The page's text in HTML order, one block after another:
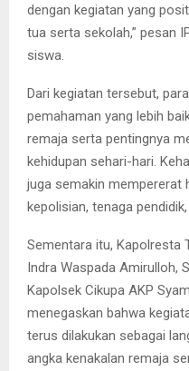
dengan kegiatan yang
tua serta sekolah,” pesan
siswa.
Dari kegiatan tersebut,
pemahaman yang lebih
remaja serta pentingnya
kehidupan sehari-hari.
juga semakin mempererat
kepolisian, tenaga
Sementara itu, Kapolresta
Indra Waspada Amirulloh,
Kapolsek Cikupa AKP
menegaskan bahwa
terus dilakukan sebagai
angka kenakalan remaja